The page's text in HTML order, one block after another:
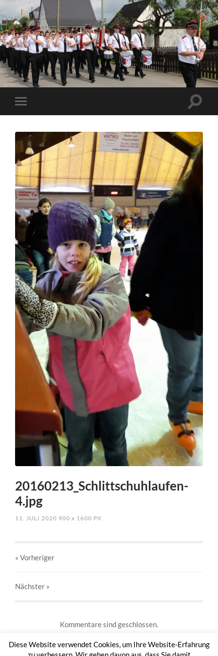
20160213_Schlittschuhlaufen-
4.jpg
11. JULI 2020 900x 1600 PX
« Vorheriger
Nächster »
Kommentare sind geschlossen.
Diese Website verwendet Cookies, um Ihre Website-Erfahrung